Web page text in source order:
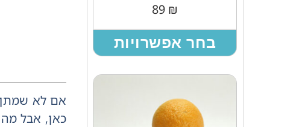
₪
בחר אפשרויות
אם לא שמתן
כאן, אבל מה